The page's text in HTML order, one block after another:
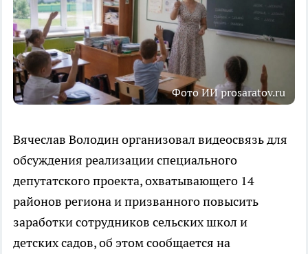
Фото ИИ prosaratov.ru
Вячеслав Володин организовал видеосвязь для
обсуждения реализации специального
депутатского проекта, охватывающего 14
районов региона и призванного повысить
заработки сотрудников сельских школ и
детских садов, об этом сообщается на